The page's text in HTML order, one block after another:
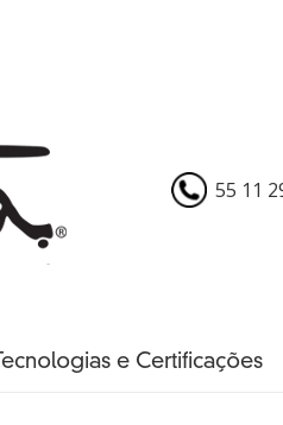
55 11
Tecnologias e Certificações